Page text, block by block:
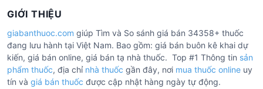
GIỚI THIỆU
giabanthuoc.com giúp Tìm và So sánh giá bán 34358+ thuốc
đang lưu hành tại Việt Nam. Bao gồm: giá bán buôn kê khai dự
kiến, giá bán online, giá bán tạ nhà thuốc. Top #1 Thông tin sản
phẩm thuốc, địa chỉ nhà thuốc gần đây, nơi mua thuốc online uy
tín và giá bán thuốc được cập nhật hàng ngày tự động.